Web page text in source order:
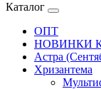
Каталог
ОПТ
НОВИНКИ
Астра
Хризантема